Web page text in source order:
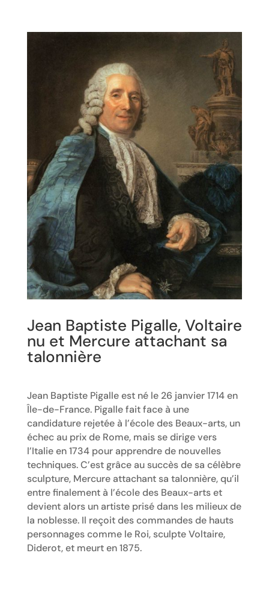
Jean Baptiste Pigalle, Voltaire
nu et Mercure attachant sa
talonnière
Jean Baptiste Pigalle est né le 26 janvier 1714 en
Île-de-France. Pigalle fait face à une
candidature rejetée à l’école des Beaux-arts, un
échec au prix de Rome, mais se dirige vers
l’Italie en 1734 pour apprendre de nouvelles
techniques. C’est grâce au succès de sa célèbre
sculpture, Mercure attachant sa talonnière, qu’il
entre finalement à l’école des Beaux-arts et
devient alors un artiste prisé dans les milieux de
la noblesse. Il reçoit des commandes de hauts
personnages comme le Roi, sculpte Voltaire,
Diderot, et meurt en 1875.